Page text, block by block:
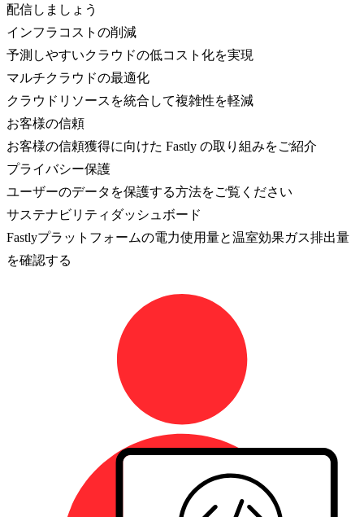
配信しましょう
インフラコストの削減
予測しやすいクラウドの低コスト化を実現
マルチクラウドの最適化
クラウドリソースを統合して複雑性を軽減
お客様の信頼
お客様の信頼獲得に向けた Fastly の取り組みをご紹介
プライバシー保護
ユーザーのデータを保護する方法をご覧ください
サステナビリティダッシュボード
Fastlyプラットフォームの電力使用量と温室効果ガス排出量
を確認する